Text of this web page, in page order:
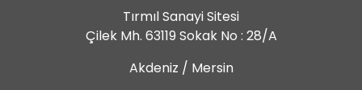
Tırmıl Sanayi Sitesi
Çilek Mh. 63119 Sokak No : 28/A
Akdeniz / Mersin